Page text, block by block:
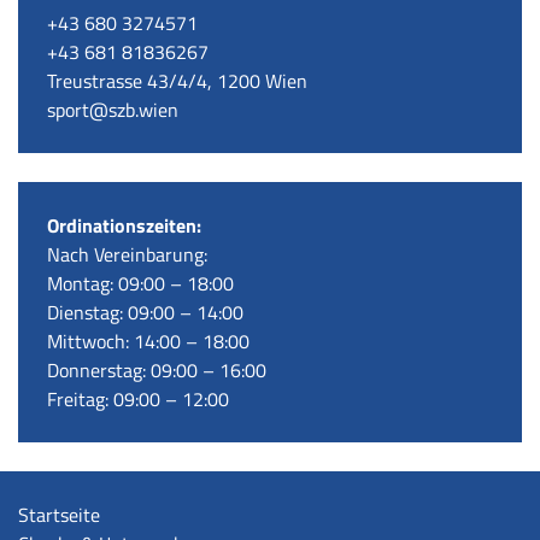
+43 680 3274571
+43 681 81836267
Treustrasse 43/4/4, 1200 Wien
sport@szb.wien
Ordinationszeiten:
Nach Vereinbarung:
Montag: 09:00 – 18:00
Dienstag: 09:00 – 14:00
Mittwoch: 14:00 – 18:00
Donnerstag: 09:00 – 16:00
Freitag: 09:00 – 12:00
Startseite